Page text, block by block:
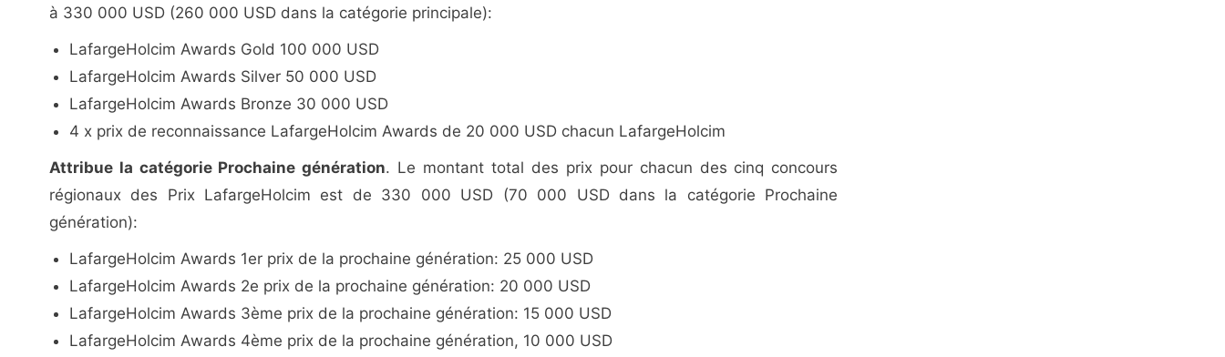
à 330 000 USD (260 000 USD dans la catégorie principale):
LafargeHolcim Awards Gold 100 000 USD
LafargeHolcim Awards Silver 50 000 USD
LafargeHolcim Awards Bronze 30 000 USD
4 x prix de reconnaissance LafargeHolcim Awards de 20 000 USD chacun LafargeHolcim
Attribue la catégorie Prochaine génération. Le montant total des prix pour chacun des cinq concours
régionaux des Prix LafargeHolcim est de 330 000 USD (70 000 USD dans la catégorie Prochaine
génération):
LafargeHolcim Awards 1er prix de la prochaine génération: 25 000 USD
LafargeHolcim Awards 2e prix de la prochaine génération: 20 000 USD
LafargeHolcim Awards 3ème prix de la prochaine génération: 15 000 USD
LafargeHolcim Awards 4ème prix de la prochaine génération, 10 000 USD